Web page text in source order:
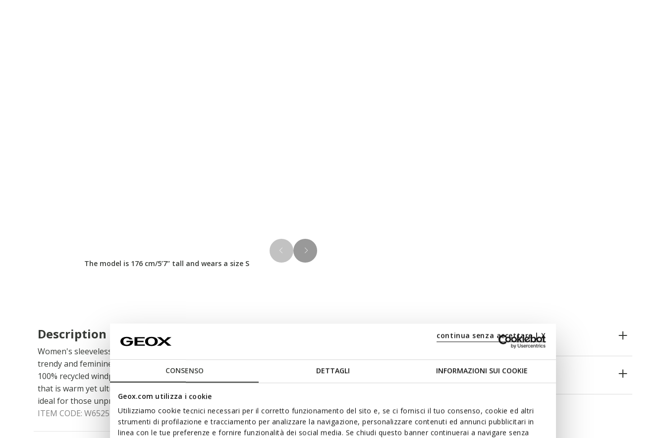
CONSENSO DETTAGLI INFORMAZIONI SUI COOKIE
Geox.com utilizza i cookie
Utilizziamo cookie tecnici necessari per il corretto funzionamento del sito e, se ci fornisci il tuo consenso, cookie ed altri
strumenti di profilazione e tracciamento per analizzare la navigazione, personalizzare contenuti ed annunci pubblicitari in
linea con le tue preferenze e fornire funzionalità dei social media. Se chiudi questo banner continuerai a navigare senza
continua senza accettare | X
The model is 176 cm/5’7’’ tall and wears a size S
Description
Women's sleeveless down jacket with zip fastening and fitted cut, featuring a
trendy and feminine design. Shown here in midnight blue, it is made from
100% recycled windproof and water-repellent nylon, with premium padding
that is warm yet ultra-light. Jaysen can also be worn with other layers and is
ideal for those unpredictable early season days.
ITEM CODE: W6525DT3146F1624
Technologies